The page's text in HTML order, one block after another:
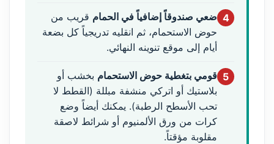
4 ضعي صندوقاً إضافياً في الحمام قريب من
حوض الاستحمام، ثم انقليه تدريجياً كل بضعة
أيام إلى موقع تنوينه النهائي.
5 قومي بتغطية حوض الاستحمام بخشب أو
بلاستيك أو اتركي منشفة مبللة (القطط لا
تحب الأسطح الرطبة). يمكنك أيضاً وضع
كرات من ورق الألمنيوم أو شرائط لاصقة
مقلوبة مؤقتاً.